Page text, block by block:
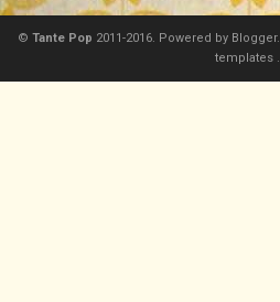
© Tante Pop 2011-2016. Powered by Blogger.
templates .